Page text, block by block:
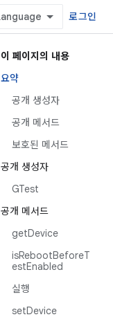
로그인
이 페이지의 내용
요약
공개 생성자
공개 메서드
보호된 메서드
공개 생성자
GTest
공개 메서드
getDevice
isRebootBeforeT
estEnabled
실행
setDevice